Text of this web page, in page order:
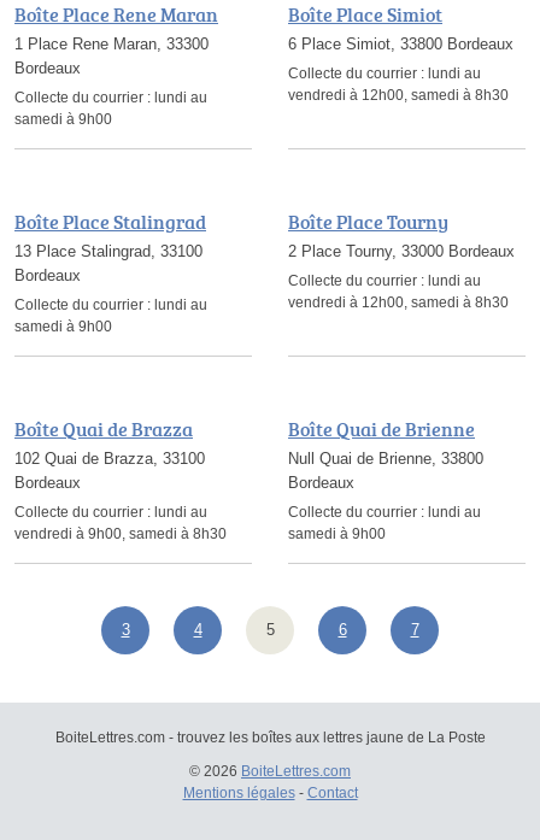
Boîte Place Rene Maran
1 Place Rene Maran, 33300
Bordeaux
Collecte du courrier : lundi au
samedi à 9h00
Boîte Place Simiot
6 Place Simiot, 33800 Bordeaux
Collecte du courrier : lundi au
vendredi à 12h00, samedi à 8h30
Boîte Place Stalingrad
13 Place Stalingrad, 33100
Bordeaux
Collecte du courrier : lundi au
samedi à 9h00
Boîte Place Tourny
2 Place Tourny, 33000 Bordeaux
Collecte du courrier : lundi au
vendredi à 12h00, samedi à 8h30
Boîte Quai de Brazza
102 Quai de Brazza, 33100
Bordeaux
Collecte du courrier : lundi au
vendredi à 9h00, samedi à 8h30
Boîte Quai de Brienne
Null Quai de Brienne, 33800
Bordeaux
Collecte du courrier : lundi au
samedi à 9h00
3 4 5 6 7
BoiteLettres.com - trouvez les boîtes aux lettres jaune de La Poste
© 2026 BoiteLettres.com
Mentions légales- Contact